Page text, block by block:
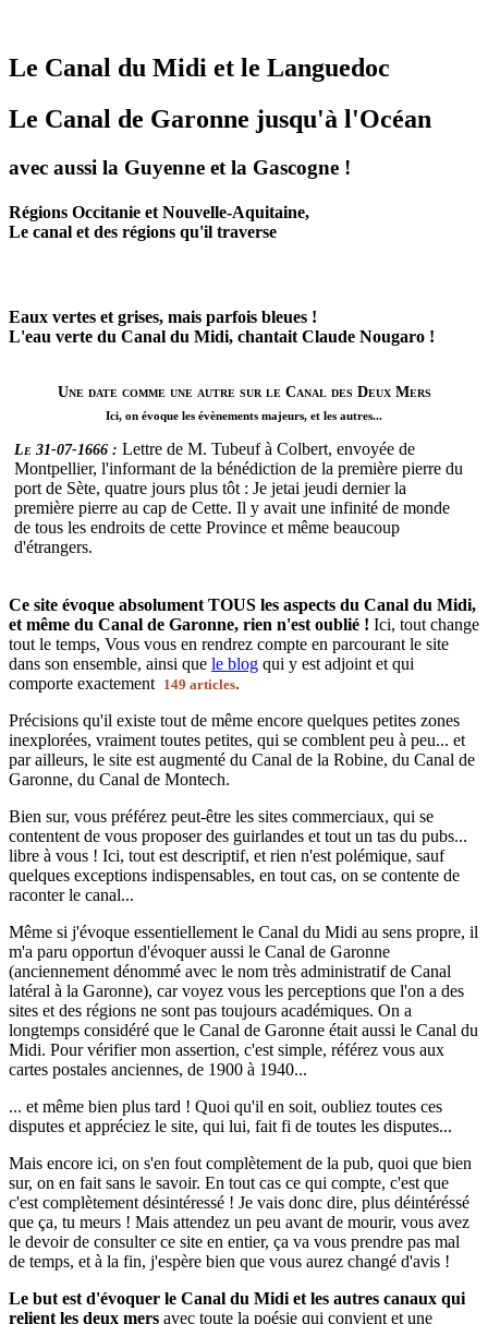
Le Canal du Midi et le Languedoc
Le Canal de Garonne jusqu'à l'Océan
avec aussi la Guyenne et la Gascogne !
Régions Occitanie et Nouvelle-Aquitaine,
Le canal et des régions qu'il traverse
Eaux vertes et grises, mais parfois bleues !
L'eau verte du Canal du Midi, chantait Claude Nougaro !
Une date comme une autre sur le Canal des Deux Mers
Ici, on évoque les évènements majeurs, et les autres...
Le 31-07-1666 : Lettre de M. Tubeuf à Colbert, envoyée de
Montpellier, l'informant de la bénédiction de la première pierre du
port de Sète, quatre jours plus tôt : Je jetai jeudi dernier la
première pierre au cap de Cette. Il y avait une infinité de monde
de tous les endroits de cette Province et même beaucoup
d'étrangers.
Ce site évoque absolument TOUS les aspects du Canal du Midi,
et même du Canal de Garonne, rien n'est oublié ! Ici, tout change
tout le temps, Vous vous en rendrez compte en parcourant le site
dans son ensemble, ainsi que le blog qui y est adjoint et qui
comporte exactement
149 articles.
Précisions qu'il existe tout de même encore quelques petites zones
inexplorées, vraiment toutes petites, qui se comblent peu à peu... et
par ailleurs, le site est augmenté du Canal de la Robine, du Canal de
Garonne, du Canal de Montech.
Bien sur, vous préférez peut-être les sites commerciaux, qui se
contentent de vous proposer des guirlandes et tout un tas du pubs...
libre à vous ! Ici, tout est descriptif, et rien n'est polémique, sauf
quelques exceptions indispensables, en tout cas, on se contente de
raconter le canal...
Même si j'évoque essentiellement le Canal du Midi au sens propre, il
m'a paru opportun d'évoquer aussi le Canal de Garonne
(anciennement dénommé avec le nom très administratif de Canal
latéral à la Garonne), car voyez vous les perceptions que l'on a des
sites et des régions ne sont pas toujours académiques. On a
longtemps considéré que le Canal de Garonne était aussi le Canal du
Midi. Pour vérifier mon assertion, c'est simple, référez vous aux
cartes postales anciennes, de 1900 à 1940...
... et même bien plus tard ! Quoi qu'il en soit, oubliez toutes ces
disputes et appréciez le site, qui lui, fait fi de toutes les disputes...
Mais encore ici, on s'en fout complètement de la pub, quoi que bien
sur, on en fait sans le savoir. En tout cas ce qui compte, c'est que
c'est complètement désintéressé ! Je vais donc dire, plus déintéréssé
que ça, tu meurs ! Mais attendez un peu avant de mourir, vous avez
le devoir de consulter ce site en entier, ça va vous prendre pas mal
de temps, et à la fin, j'espère bien que vous aurez changé d'avis !
Le but est d'évoquer le Canal du Midi et les autres canaux qui
relient les deux mers avec toute la poésie qui convient et une